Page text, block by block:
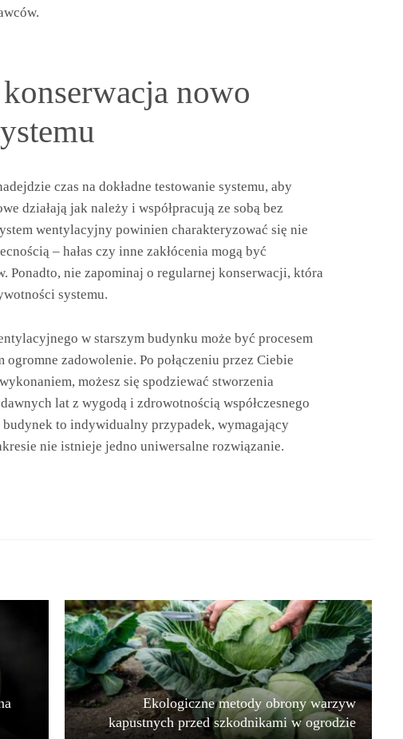
nowo
czas na dokładne testowanie systemu, aby
działają jak należy i współpracują ze sobą bez
wentylacyjny powinien charakteryzować się nie
– hałas czy inne zakłócenia mogą być
Ponadto, nie zapominaj o regularnej konserwacji, która
systemu.
w starszym budynku może być procesem
zadowolenie. Po połączeniu przez Ciebie
możesz się spodziewać stworzenia
lat z wygodą i zdrowotnością współczesnego
to indywidualny przypadek, wymagający
nie istnieje jedno uniwersalne rozwiązanie.
Ekologiczne metody obrony warzyw
kapustnych przed szkodnikami w ogrodzie